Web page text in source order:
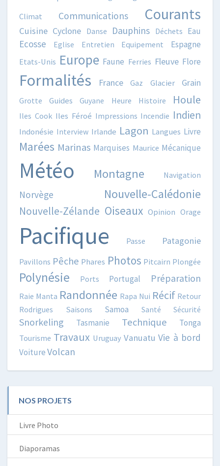
Climat Communications Courants
Cuisine Cyclone Danse Dauphins Déchets Eau
Ecosse Eglise Entretien Equipement Espagne
Etats-Unis Europe Faune Ferries Fleuve Flore
Formalités France Gaz Glacier Grain
Grotte Guides Guyane Heure Histoire Houle
Iles Cook Iles Féroé Impressions Incendie Indien
Indonésie Interview Irlande Lagon Langues Livre
Marées Marinas Marquises Maurice Mécanique
Météo Montagne Navigation
Norvège Nouvelle-Calédonie
Nouvelle-Zélande Oiseaux Opinion Orage
Pacifique Passe Patagonie
Pavillons Pêche Phares Photos Pitcairn Plongée
Polynésie Ports Portugal Préparation
Raie Manta Randonnée Rapa Nui Récif Retour
Rodrigues
Saisons Samoa Santé Sécurité
Snorkeling Tasmanie Technique Tonga
Tourisme Travaux Uruguay Vanuatu Vie à bord
VoitureVolcan
NOS PROJETS
Livre Photo
Diaporamas